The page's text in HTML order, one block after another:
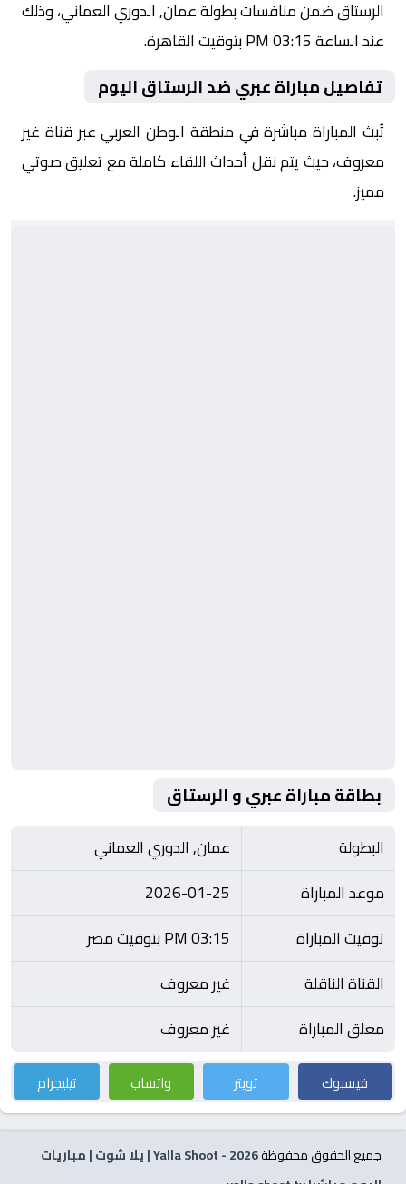
الرستاق ضمن منافسات بطولة عمان, الدوري العماني، وذلك
عند الساعة 03:15 PM بتوقيت القاهرة.
تفاصيل مباراة عبري ضد الرستاق اليوم
تُبث المباراة مباشرة في منطقة الوطن العربي عبر قناة غير
معروف، حيث يتم نقل أحداث اللقاء كاملة مع تعليق صوتي
مميز.
بطاقة مباراة عبري و الرستاق
البطولة
عمان, الدوري العماني
موعد المباراة
2026-01-25
توقيت المباراة
03:15 PM بتوقيت مصر
القناة الناقلة
غير معروف
معلق المباراة
غير معروف
فيسبوك تويتر واتساب تيليجرام
جميع الحقوق محفوظة2026
- Yalla Shoot | يلا شوت | مباريات